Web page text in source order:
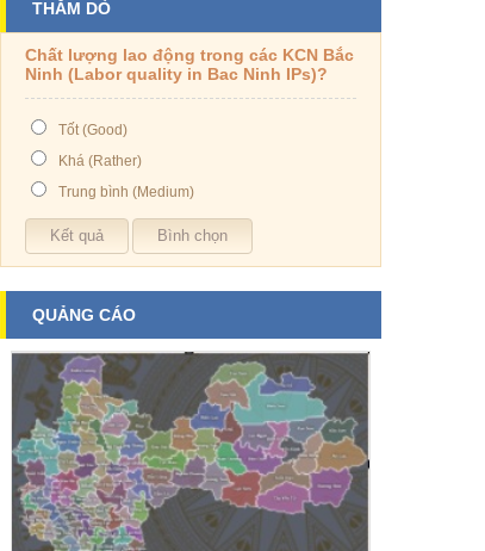
THĂM DÒ
Chất lượng lao động trong các KCN Bắc
Ninh (Labor quality in Bac Ninh IPs)?
Tốt (Good)
Khá (Rather)
Trung bình (Medium)
QUẢNG CÁO